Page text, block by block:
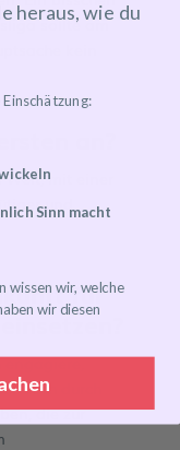
sollte am
kein
an?
mit einer
und
für
engagiere,
auch durch
die zur
heraus, wie du
Sinn macht
wissen wir, welche
wir diesen